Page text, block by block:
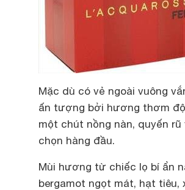
Mặc dù có vẻ ngoài vuông
ấn tượng bởi hương thơm
một chút nồng nàn, quyến
chọn hàng đầu.
Mùi hương từ chiếc lọ bí ẩn
bergamot ngọt mát, hạt